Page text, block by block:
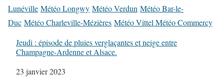
Lunéville Météo Longwy Météo Verdun Météo Bar-le-
Duc Météo Charleville-Mézières Météo Vittel Météo Commercy
Jeudi : épisode de pluies verglaçantes et neige entre
Champagne-Ardenne et Alsace.
Date
23 janvier 2023